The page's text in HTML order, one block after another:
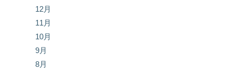
12月
11月
10月
9月
8月